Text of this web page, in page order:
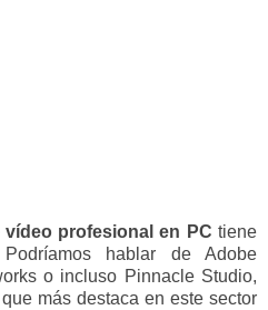
profesional en PC tiene
hablar de Adobe
o incluso Pinnacle Studio,
más destaca en este sector